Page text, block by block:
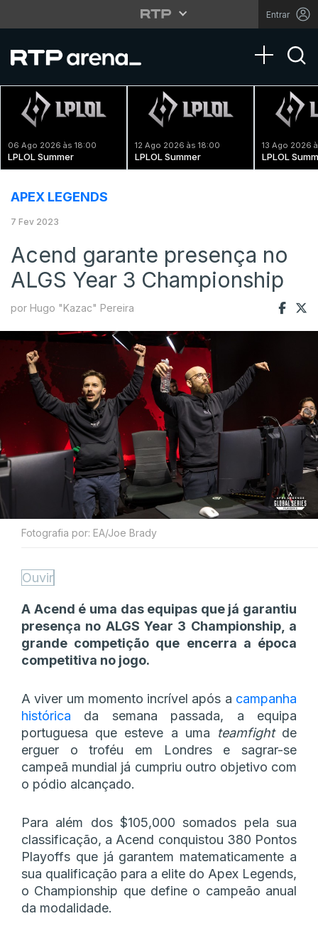
Entrar
Toggle
06 Ago 2026 às 18:00
LPLOL Summer
12 Ago 2026 às 18:00
LPLOL Summer
13 Ago 2026
LPLOL
APEX LEGENDS
7 Fev 2023
Acend garante presença no
ALGS Year 3 Championship
por Hugo "Kazac" Pereira
Fotografia por: EA/Joe Brady
Ouvir
A Acend é uma das equipas que já garantiu
presença no ALGS Year 3 Championship, a
grande competição que encerra a época
competitiva no jogo.
A viver um momento incrível após a campanha
histórica da semana passada, a equipa
portuguesa que esteve a uma
teamfightde
erguer o troféu em Londres e sagrar-se
campeã mundial já cumpriu outro objetivo com
o pódio alcançado.
Para além dos $105,000 somados pela sua
classificação, a Acend conquistou 380 Pontos
Playoffs que já garantem matematicamente a
sua qualificação para a elite do Apex Legends,
o Championship que define o campeão anual
da modalidade.